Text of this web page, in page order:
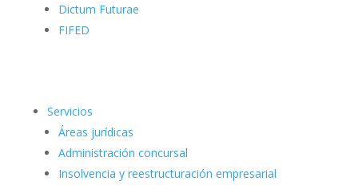
Dictum Futurae
FIFED
Servicios
Áreas jurídicas
Administración concursal
Insolvencia y reestructuración empresarial